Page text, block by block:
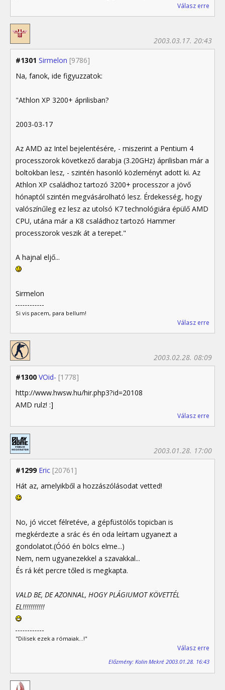
Válasz erre
#1301 Sirmelon [9786]
2003.03.17. 20:43
Na, fanok, ide figyuzzatok:
"Athlon XP 3200+ áprilisban?
2003-03-17
Az AMD az Intel bejelentésére, - miszerint a Pentium 4
processzorok következő darabja (3.20GHz) áprilisban már a
boltokban lesz, - szintén hasonló közleményt adott ki. Az
Athlon XP családhoz tartozó 3200+ processzor a jövő
hónaptól szintén megvásárolható lesz. Érdekesség, hogy
valószínűleg ez lesz az utolsó K7 technológiára épülő AMD
CPU, utána már a K8 családhoz tartozó Hammer
processzorok veszik át a terepet."
A hajnal eljő...
Sirmelon
Si vis pacem, para bellum!
Válasz erre
#1300 VOid- [1778]
2003.02.28. 08:09
http://www.hwsw.hu/hir.php3?id=20108
AMD rulz! :]
Válasz erre
#1299 Eric [20761]
2003.01.28. 17:00
Hát az, amelyikből a hozzászólásodat vetted!
No, jó viccet félretéve, a gépfüstölős topicban is
megkérdezte a srác és én oda leírtam ugyanezt a
gondolatot.(Óóó én bölcs elme...)
Nem, nem ugyanezekkel a szavakkal...
És rá két percre tőled is megkapta.
VALD BE, DE AZONNAL, HOGY PLÁGIUMOT KÖVETTÉL
EL!!!!!!!!!!!
"Dilisek ezek a rómaiak...!"
Válasz erre
Előzmény: Kolin Mekré 2003.01.28. 16:43